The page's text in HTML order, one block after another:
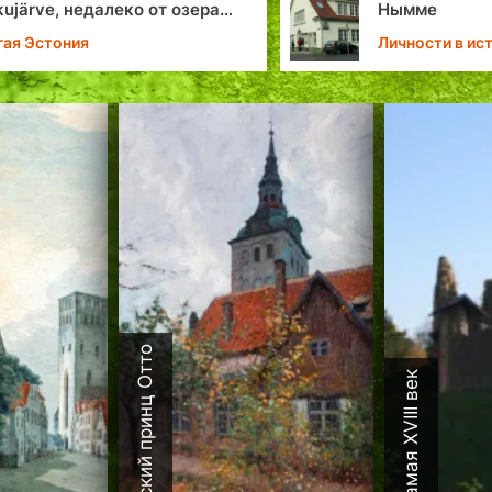
недалеко от озера
в черте Таллина
Эстония
Нымме
Личности в
Таллина
Датский принц Отто Каламая XVIII век